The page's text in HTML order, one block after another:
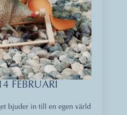
FEBRUARI
bjuder in till en egen värld